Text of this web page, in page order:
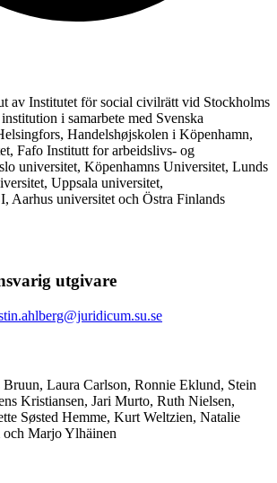
av Institutet för social civilrätt vid Stockholms
i samarbete med Svenska
Handelshøjskolen i Köpenhamn,
Fafo Institutt for arbeidslivs- og
universitet, Köpenhamns Universitet, Lunds
Uppsala universitet,
Aarhus universitet och Östra Finlands
utgivare
Laura Carlson, Ronnie Eklund, Stein
Kristiansen, Jari Murto, Ruth Nielsen,
Søsted Hemme, Kurt Weltzien, Natalie
Marjo Ylhäinen